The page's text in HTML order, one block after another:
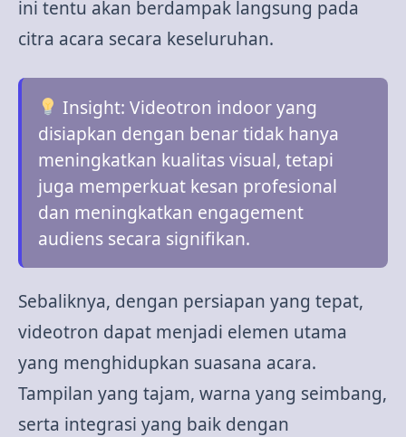
ini tentu akan berdampak langsung pada
citra acara secara keseluruhan.
Insight: Videotron indoor yang
disiapkan dengan benar tidak hanya
meningkatkan kualitas visual, tetapi
juga memperkuat kesan profesional
dan meningkatkan engagement
audiens secara signifikan.
Sebaliknya, dengan persiapan yang tepat,
videotron dapat menjadi elemen utama
yang menghidupkan suasana acara.
Tampilan yang tajam, warna yang seimbang,
serta integrasi yang baik dengan